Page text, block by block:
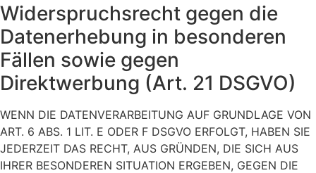
Widerspruchsrecht gegen die
Datenerhebung in besonderen
Fällen sowie gegen
Direktwerbung (Art. 21 DSGVO)
WENN DIE DATENVERARBEITUNG AUF GRUNDLAGE VON
ART. 6 ABS. 1 LIT. E ODER F DSGVO ERFOLGT, HABEN SIE
JEDERZEIT DAS RECHT, AUS GRÜNDEN, DIE SICH AUS
IHRER BESONDEREN SITUATION ERGEBEN, GEGEN DIE